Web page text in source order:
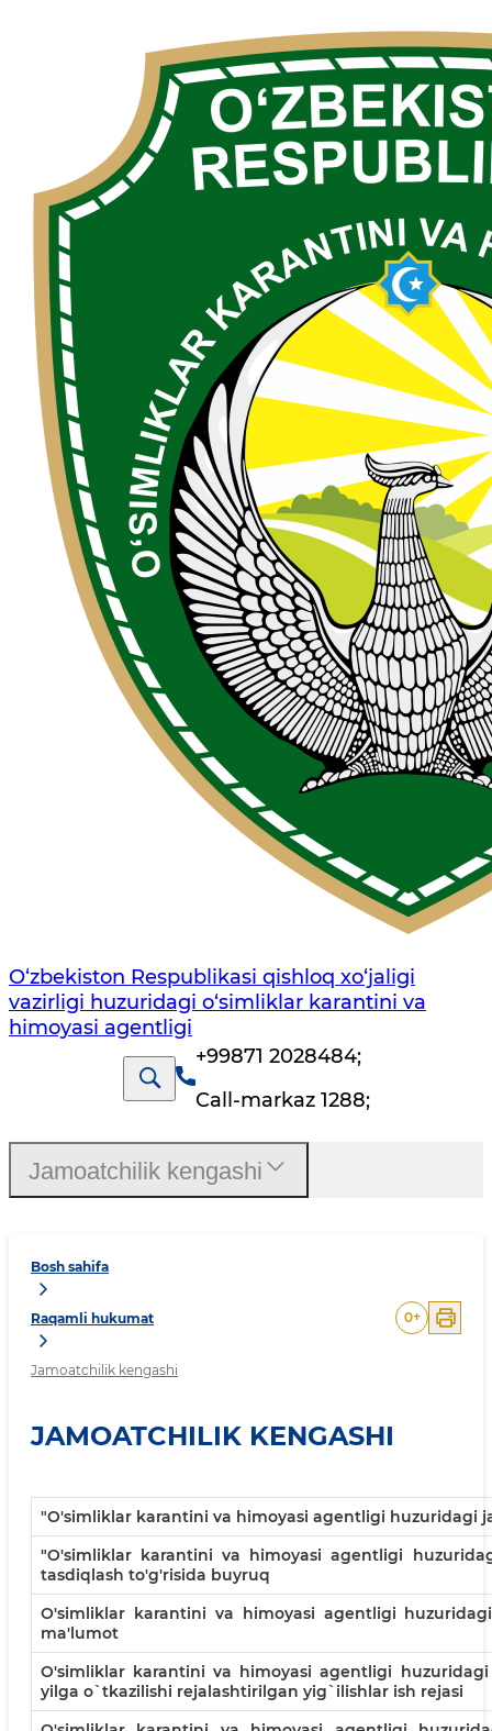
O‘zbekiston Respublikasi qishloq xo‘jaligi
vazirligi huzuridagi o‘simliklar karantini va
himoyasi agentligi
+99871 2028484;
Call-markaz 1288;
Bosh sahifa
Raqamli hukumat
Jamoatchilik kengashi
0+
JAMOATCHILIK KENGASHI
"O'simliklar karantini va himoyasi agentligi huzuridagi
"O'simliklar karantini va himoyasi agentligi
tasdiqlash to'g'risida buyruq
O'simliklar karantini va himoyasi agentligi
ma'lumot
O'simliklar karantini va himoyasi agentligi
yilga o`tkazilishi rejalashtirilgan yig`ilishlar ish rejasi
Jamoatchilik kengashi